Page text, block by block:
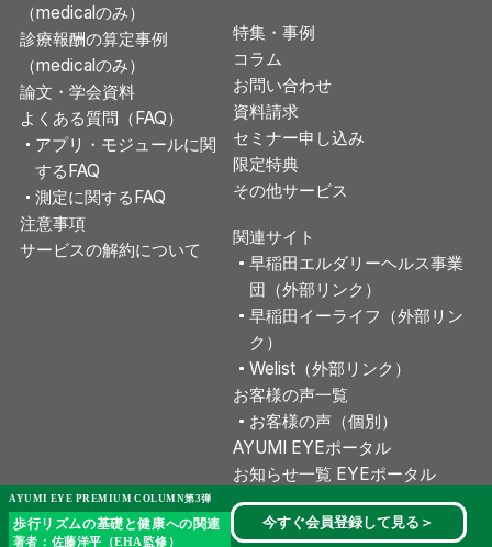
（medicalのみ）
診療報酬の算定事例
（medicalのみ）
論文・学会資料
よくある質問（FAQ）
アプリ・モジュールに関
するFAQ
測定に関するFAQ
注意事項
サービスの解約について
特集・事例
コラム
お問い合わせ
資料請求
セミナー申し込み
限定特典
その他サービス
関連サイト
早稲田エルダリーヘルス事業
団（外部リンク）
早稲田イーライフ（外部リン
ク）
Welist（外部リンク）
お客様の声一覧
お客様の声（個別）
AYUMI EYEポータル
お知らせ一覧 EYEポータル
ユーザー用問い合わせ
AYUMI EYE PREMIUM COLUMN第3弾
歩行リズムの基礎と健康への関連
著者：佐藤洋平（EHA監修）
今すぐ会員登録して見る ＞